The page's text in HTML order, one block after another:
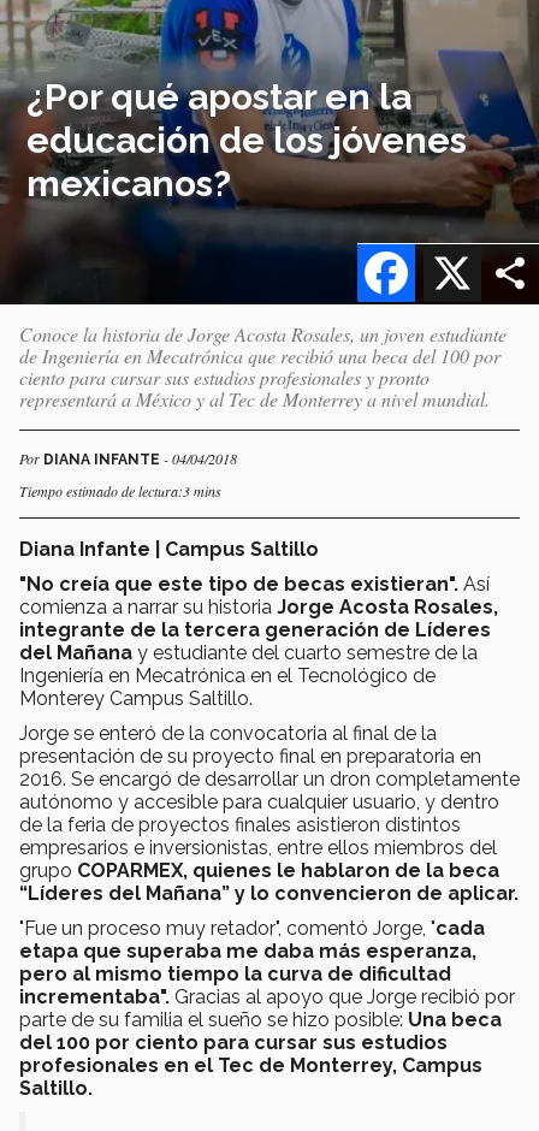
¿Por qué apostar en la
educación de los jóvenes
mexicanos?
X
Facebook
Conoce la historia de Jorge Acosta Rosales, un joven estudiante
de Ingeniería en Mecatrónica que recibió una beca del 100 por
ciento para cursar sus estudios profesionales y pronto
representará a México y al Tec de Monterrey a nivel mundial.
Por DIANA INFANTE - 04/04/2018
Tiempo estimado de lectura:3 mins
Diana Infante | Campus Saltillo
"No creía que este tipo de becas existieran". Así
comienza a narrar su historia Jorge Acosta Rosales,
integrante de la tercera generación de Líderes
del Mañana y estudiante del cuarto semestre de la
Ingeniería en Mecatrónica en el Tecnológico de
Monterey Campus Saltillo.
Jorge se enteró de la convocatoria al final de la
presentación de su proyecto final en preparatoria en
2016. Se encargó de desarrollar un dron completamente
autónomo y accesible para cualquier usuario, y dentro
de la feria de proyectos finales asistieron distintos
empresarios e inversionistas, entre ellos miembros del
grupo COPARMEX, quienes le hablaron de la beca
“Líderes del Mañana” y lo convencieron de aplicar.
"Fue un proceso muy retador", comentó Jorge, "cada
etapa que superaba me daba más esperanza,
pero al mismo tiempo la curva de dificultad
incrementaba". Gracias al apoyo que Jorge recibió por
parte de su familia el sueño se hizo posible: Una beca
del 100 por ciento para cursar sus estudios
profesionales en el Tec de Monterrey, Campus
Saltillo.